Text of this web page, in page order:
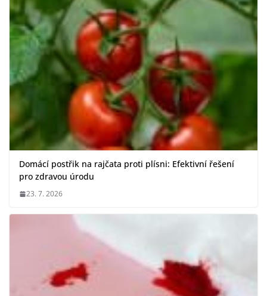
Domácí postřik na rajčata proti plísni: Efektivní řešení
pro zdravou úrodu
23. 7. 2026